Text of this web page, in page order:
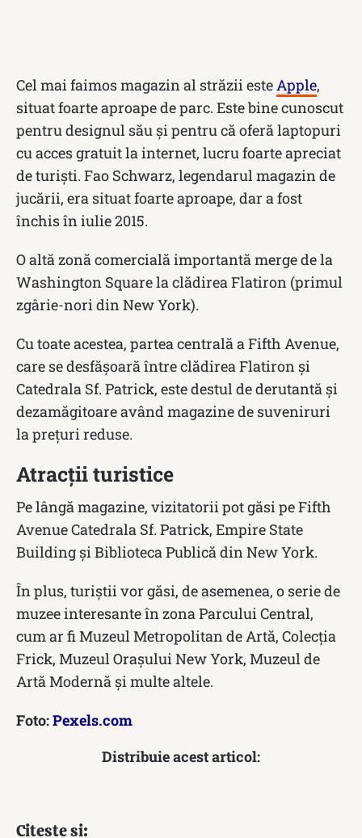
Cel mai faimos magazin al străzii este Apple,
situat foarte aproape de parc. Este bine cunoscut
pentru designul său și pentru că oferă laptopuri
cu acces gratuit la internet, lucru foarte apreciat
de turiști. Fao Schwarz, legendarul magazin de
jucării, era situat foarte aproape, dar a fost
închis în iulie 2015.
O altă zonă comercială importantă merge de la
Washington Square la clădirea Flatiron (primul
zgârie-nori din New York).
Cu toate acestea, partea centrală a Fifth Avenue,
care se desfășoară între clădirea Flatiron și
Catedrala Sf. Patrick, este destul de derutantă și
dezamăgitoare având magazine de suveniruri
la prețuri reduse.
Atracții turistice
Pe lângă magazine, vizitatorii pot găsi pe Fifth
Avenue Catedrala Sf. Patrick, Empire State
Building și Biblioteca Publică din New York.
În plus, turiștii vor găsi, de asemenea, o serie de
muzee interesante în zona Parcului Central,
cum ar fi Muzeul Metropolitan de Artă, Colecția
Frick, Muzeul Orașului New York, Muzeul de
Artă Modernă și multe altele.
Foto:Pexels.com
Distribuie acest articol:
Citește și: